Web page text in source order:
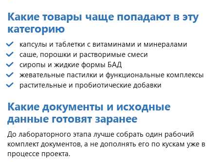
Какие товары чаще попадают в эту
категорию
капсулы и таблетки с витаминами и минералами
саше, порошки и растворимые смеси
сиропы и жидкие формы БАД
жевательные пастилки и функциональные комплексы
растительные и пробиотические добавки
Какие документы и исходные
данные готовят заранее
До лабораторного этапа лучше собрать один рабочий
комплект документов, а не дополнять его по кускам уже в
процессе проекта.